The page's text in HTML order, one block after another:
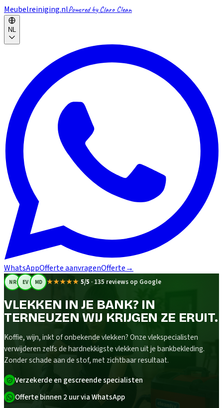
Meubelreiniging.nlPowered by Claro Clean
NL
WhatsAppOfferte aanvragenOfferte→
NR EV MD ★★★★★ 5/5 · 135 reviews op Google
VLEKKEN IN JE BANK? IN
TERNEUZEN WIJ KRIJGEN ZE ERUIT.
Koffie, wijn, inkt of onbekende vlekken? Onze vlekspecialisten
verwijderen zelfs de hardnekkigste vlekken uit je bankbekleding.
Zonder schade aan de stof, met zichtbaar resultaat.
Verzekerde en gescreende specialisten
Offerte binnen 2 uur via WhatsApp